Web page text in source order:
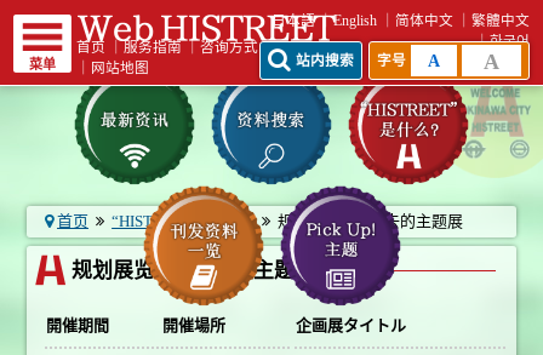
菜单
首页 ｜服务指南 ｜咨询方式
网站地图
日本語 English 简体中文
繁體中文
한국어
站内搜索
字号 A A
首页 “HISTREET”是什么? 规划展览室 - 过去的主题展
规划展览室 - 过去的主题展
開催期間 開催場所 企画展タイトル